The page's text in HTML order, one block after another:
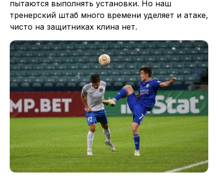
пытаются выполнять установки. Но наш
тренерский штаб много времени уделяет и атаке,
чисто на защитниках клина нет.